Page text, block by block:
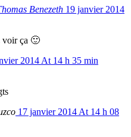
Benezeth 19 janvier 2014
voir ça 🙂
2014 At 14 h 35 min
17 janvier 2014 At 14 h 08